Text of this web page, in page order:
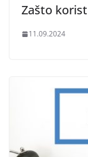
Zašto
11.09.2024